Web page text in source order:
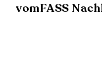
vomFASS